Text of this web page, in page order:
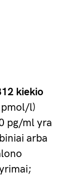
kiekio
pmol/l)
pg/ml yra
arba